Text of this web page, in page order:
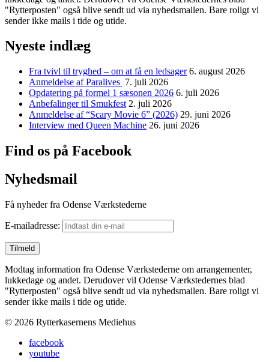
"Rytterposten" også blive sendt ud via nyhedsmailen. Bare roligt vi
sender ikke mails i tide og utide.
Nyeste indlæg
Fra tvivl til tryghed – om at få en ledsager 6. august 2026
Anmeldelse af Paralives 7. juli 2026
Opdatering på formel 1 sæsonen 2026 6. juli 2026
Anbefalinger til Smukfest 2. juli 2026
Anmeldelse af “Scary Movie 6” (2026) 29. juni 2026
Interview med Queen Machine 26. juni 2026
Find os på Facebook
Nyhedsmail
Få nyheder fra Odense Værkstederne
E-mailadresse:
Modtag information fra Odense Værkstederne om arrangementer,
lukkedage og andet. Derudover vil Odense Værkstedernes blad
"Rytterposten" også blive sendt ud via nyhedsmailen. Bare roligt vi
sender ikke mails i tide og utide.
© 2026 Rytterkasernens Mediehus
facebook
youtube